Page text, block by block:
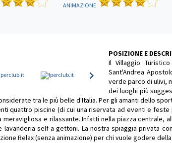
ANIMAZIONE
POSIZIONE E
Il Villaggio
Sant'Andrea
verde parco di ulivi,
dei luoghi più
tra le più belle d'Italia. Per gli amanti dello
quattro piscine (di cui una riservata ad eventi e feste
e rilassante. Infatti nella piazza centrale,
self a gettoni. La nostra spiaggia privata
Relax (senza animazione) per chi vuole godere